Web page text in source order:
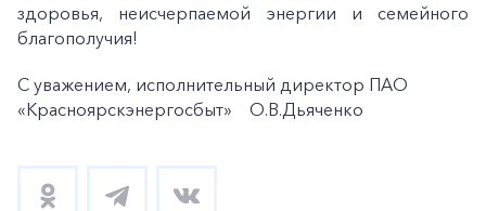
здоровья, неисчерпаемой энергии и семейного
благополучия!
С уважением, исполнительный директор ПАО
«Красноярскэнергосбыт» О.В.Дьяченко